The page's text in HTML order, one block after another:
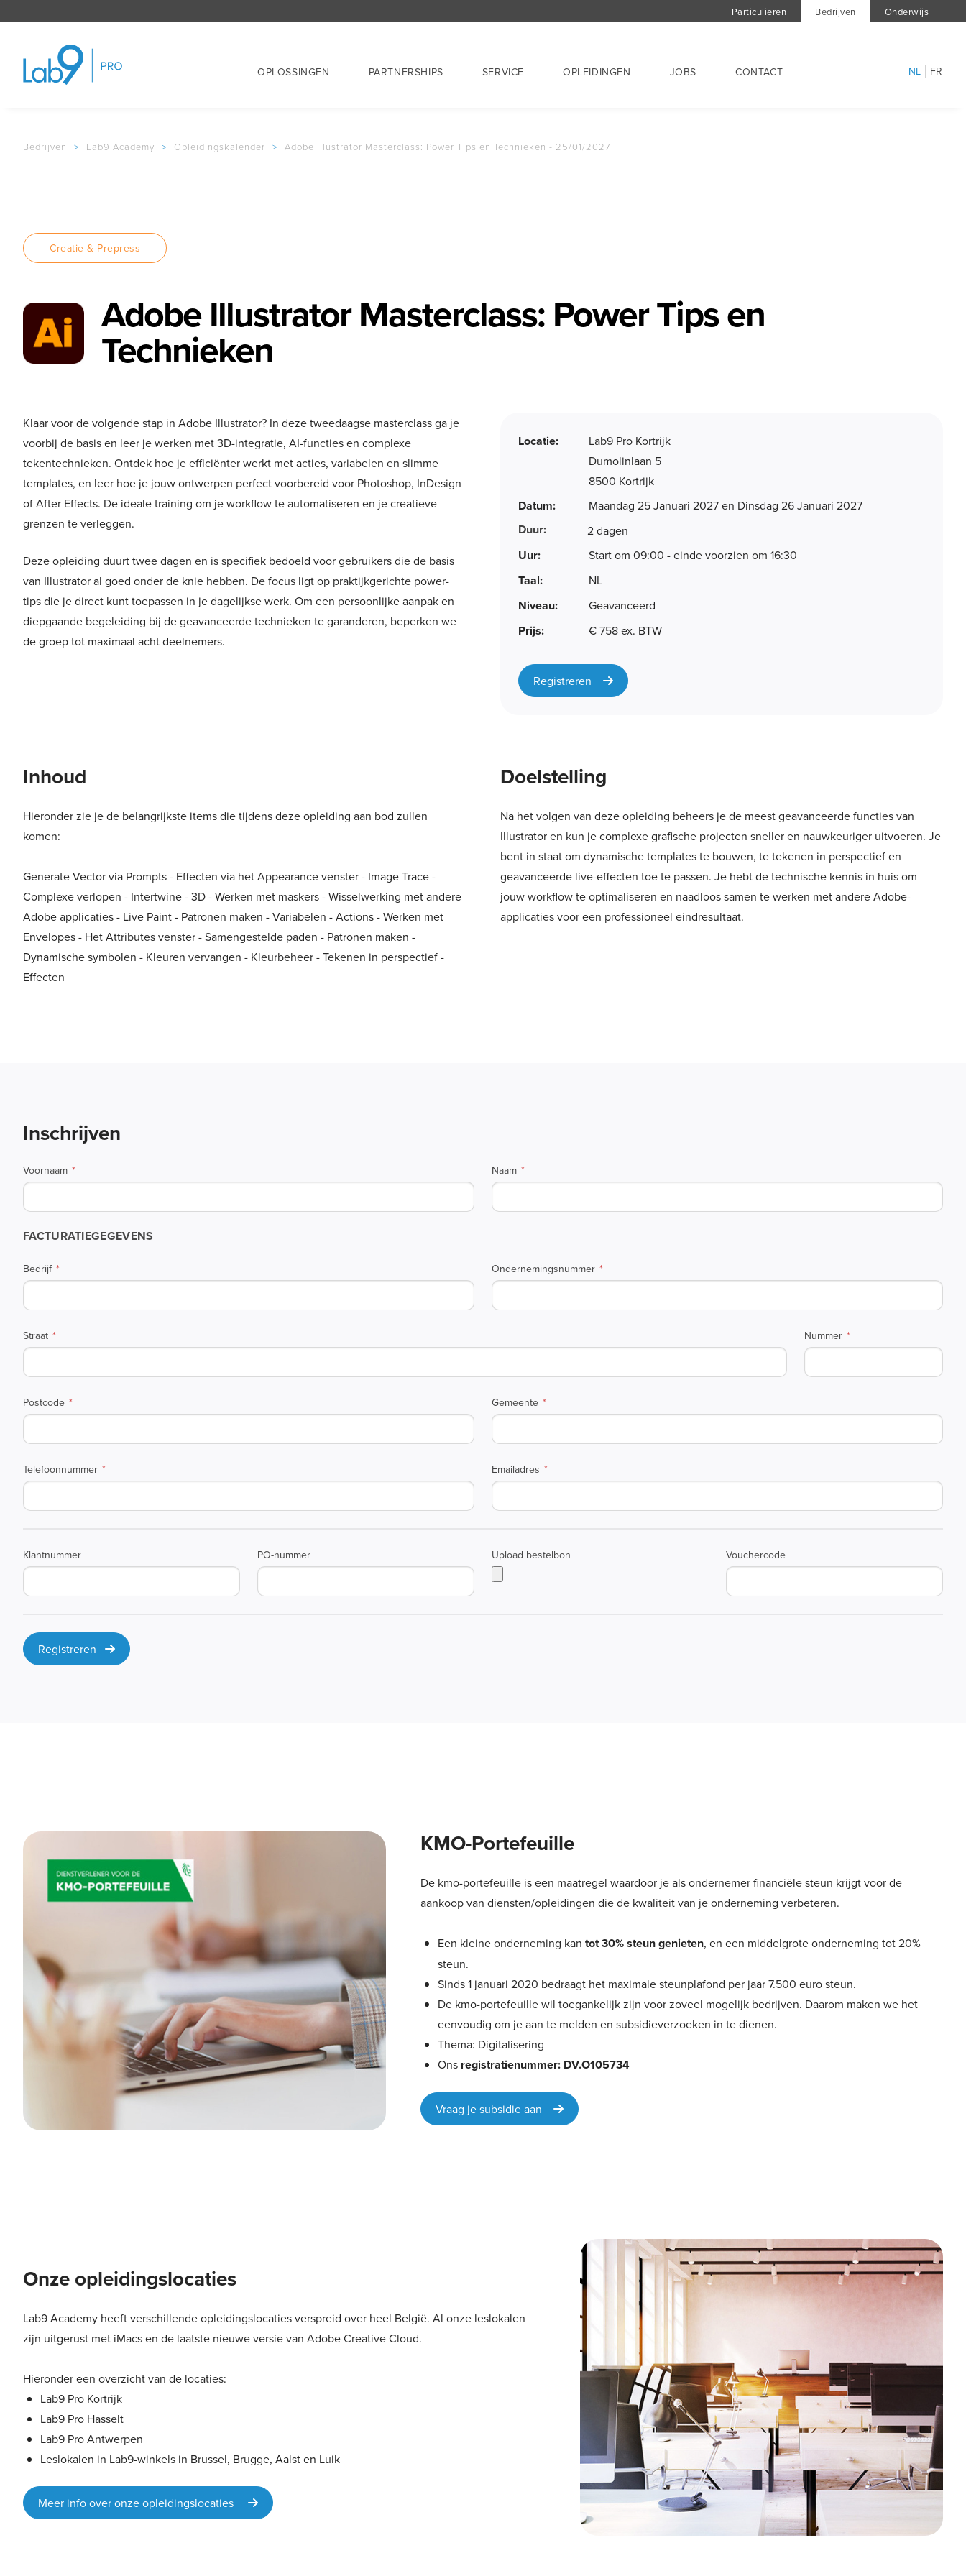
Particulieren Bedrijven Onderwijs
OPLOSSINGEN PARTNERSHIPS SERVICE OPLEIDINGEN JOBS CONTACT NL FR
Bedrijven > Lab9 Academy > Opleidingskalender > Adobe Illustrator Masterclass: Power Tips en Technieken - 25/01/2027
Creatie & Prepress
Adobe Illustrator Masterclass: Power Tips en
Technieken
Klaar voor de volgende stap in Adobe Illustrator? In deze tweedaagse masterclass ga je
voorbij de basis en leer je werken met 3D-integratie, AI-functies en complexe
tekentechnieken. Ontdek hoe je efficiënter werkt met acties, variabelen en slimme
templates, en leer hoe je jouw ontwerpen perfect voorbereid voor Photoshop, InDesign
of After Effects. De ideale training om je workflow te automatiseren en je creatieve
grenzen te verleggen.
Deze opleiding duurt twee dagen en is specifiek bedoeld voor gebruikers die de basis
van Illustrator al goed onder de knie hebben. De focus ligt op praktijkgerichte power-
tips die je direct kunt toepassen in je dagelijkse werk. Om een persoonlijke aanpak en
diepgaande begeleiding bij de geavanceerde technieken te garanderen, beperken we
de groep tot maximaal acht deelnemers.
Locatie:
Lab9 Pro Kortrijk
Dumolinlaan 5
8500 Kortrijk
Datum: Maandag 25 Januari 2027 en Dinsdag 26 Januari 2027
Duur: 2 dagen
Uur: Start om 09:00 - einde voorzien om 16:30
Taal: NL
Niveau: Geavanceerd
Prijs: € 758 ex. BTW
Registreren
Inhoud
Hieronder zie je de belangrijkste items die tijdens deze opleiding aan bod zullen
komen:
Generate Vector via Prompts - Effecten via het Appearance venster - Image Trace -
Complexe verlopen - Intertwine - 3D - Werken met maskers - Wisselwerking met andere
Adobe applicaties - Live Paint - Patronen maken - Variabelen - Actions - Werken met
Envelopes - Het Attributes venster - Samengestelde paden - Patronen maken -
Dynamische symbolen - Kleuren vervangen - Kleurbeheer - Tekenen in perspectief -
Effecten
Doelstelling
Na het volgen van deze opleiding beheers je de meest geavanceerde functies van
Illustrator en kun je complexe grafische projecten sneller en nauwkeuriger uitvoeren. Je
bent in staat om dynamische templates te bouwen, te tekenen in perspectief en
geavanceerde live-effecten toe te passen. Je hebt de technische kennis in huis om
jouw workflow te optimaliseren en naadloos samen te werken met andere Adobe-
applicaties voor een professioneel eindresultaat.
Inschrijven
Voornaam Naam
FACTURATIEGEGEVENS
Bedrijf Ondernemingsnummer
Straat Nummer
Postcode Gemeente
Telefoonnummer Emailadres
Klantnummer PO-nummer Upload bestelbon Vouchercode
Registreren
KMO-Portefeuille
De kmo-portefeuille is een maatregel waardoor je als ondernemer financiële steun krijgt voor de
aankoop van diensten/opleidingen die de kwaliteit van je onderneming verbeteren.
Een kleine onderneming kantot 30% steun genieten, en een middelgrote onderneming tot 20%
steun.
Sinds 1 januari 2020 bedraagt het maximale steunplafond per jaar 7.500 euro steun.
De kmo-portefeuille wil toegankelijk zijn voor zoveel mogelijk bedrijven. Daarom maken we het
eenvoudig om je aan te melden en subsidieverzoeken in te dienen.
Thema: Digitalisering
Ons registratienummer: DV.O105734
Vraag je subsidie aan
Onze opleidingslocaties
Lab9 Academy heeft verschillende opleidingslocaties verspreid over heel België. Al onze leslokalen
zijn uitgerust met iMacs en de laatste nieuwe versie van Adobe Creative Cloud.
Hieronder een overzicht van de locaties:
Lab9 Pro Kortrijk
Lab9 Pro Hasselt
Lab9 Pro Antwerpen
Leslokalen in Lab9-winkels in Brussel, Brugge, Aalst en Luik
Meer info over onze opleidingslocaties